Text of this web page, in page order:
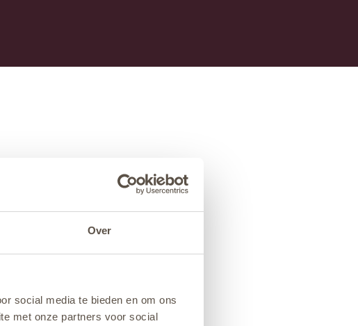
Over
social media te bieden en om ons
met onze partners voor social